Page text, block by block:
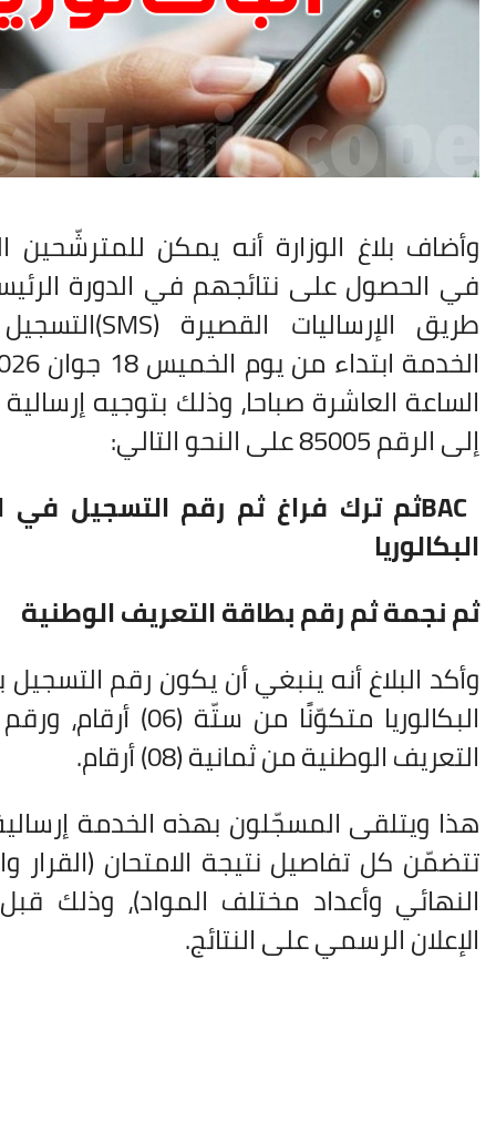
وأضاف بلاغ الوزارة أنه يمكن للمترشّحين
في الحصول على نتائجهم في الدورة
طريق الإرساليات القصيرة (SMS)
الساعة العاشرة صباحا، وذلك بتوجيه
إلى الرقم 85005 على النحو التالي
:
BACثم ترك فراغ ثم رقم التسجيل في
البكالوريا
ثم نجمة ثم رقم بطاقة التعريف الوطنية
وأكد البلاغ أنه ينبغي أن يكون رقم التسجيل
البكالوريا متكوّنًا من ستّة (06)
التعريف الوطنية من ثمانية (08) أرقام
.
هذا ويتلقى المسجّلون بهذه الخدمة
تتضمّن كل تفاصيل نتيجة الامتحان (القرار
النهائي وأعداد مختلف المواد)، وذلك
الإعلان الرسمي على النتائج.